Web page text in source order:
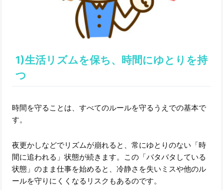
1)生活リズムを保ち、時間にゆとりを持
つ
時間を守ることは、すべてのルールを守るうえでの基本で
す。
夜更かしなどでリズムが崩れると、常にゆとりのない「時
間に追われる」状態が続きます。この「バタバタしている
状態」のまま仕事を始めると、冷静さを失いミスや他のル
ールを守りにくくなるリスクもあるのです。